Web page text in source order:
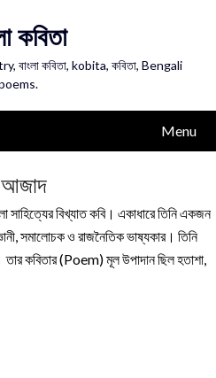
কবিতা
কবিতা, kobita, কবিতা, Bengali
Menu
আজাদ
বিখ্যাত কবি। একাধারে তিনি একজন
সমালোচক ও রাজনৈতিক ভাষ্যকার। তিনি
কবিতার (Poem) মূল উপাদান ছিল হতাশা,